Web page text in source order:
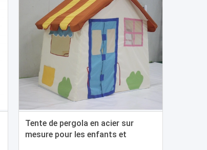
Tente de pergola en acier sur
mesure pour les enfants et